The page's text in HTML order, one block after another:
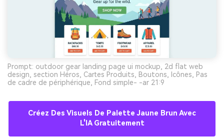
Prompt: outdoor gear landing page ui mockup, 2d flat web
design, section Héros, Cartes Produits, Boutons, Icônes, Pas
de cadre de périphérique, Fond simple- -ar 21:9
Créez Des Visuels De Palette Jaune Brun Avec
L'IA Gratuitement